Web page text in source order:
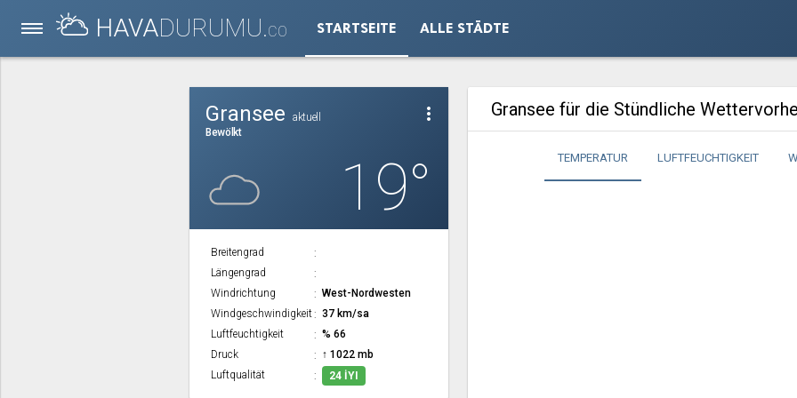
HAVADURUMU.CO STARTSEITE ALLE STÄDTE
more_vert
Gransee
aktuell
Bewölkt
19°
Breitengrad
Längengrad
Windrichtung
West-Nordwesten
Windgeschwindigkeit
37 km/sa
Luftfeuchtigkeit
% 66
Druck
↑ 1022 mb
Luftqualität
24 İYI
Gransee für die Stündliche
TEMPERATUR LUFTFEUCHTIGKEIT